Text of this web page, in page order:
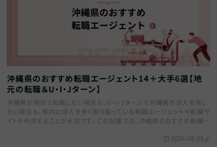
沖縄県のおすすめ転職エージェント14＋大手6選【地
元の転職＆U・I・Jターン】
沖縄県が地元で転職したい場合も、U・I・Jターンで沖縄県の求人を探し
たい場合も、県内の求人を多く取り扱っている転職エージェントや転職サ
イトを利用することが大切です。 この記事では、沖縄県のおすすめ転職エ
2026.08.03